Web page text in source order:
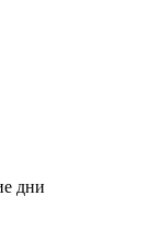
дни